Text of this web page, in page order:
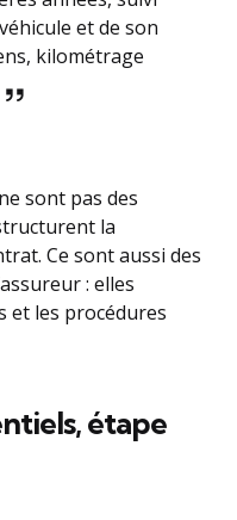
et de son
kilométrage
sont pas des
la
Ce sont aussi des
: elles
et les procédures
étape